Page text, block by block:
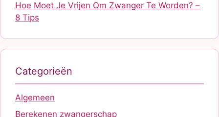
Hoe Moet Je Vrijen Om Zwanger Te Worden? –
8 Tips
Categorieën
Algemeen
Berekenen zwangerschap